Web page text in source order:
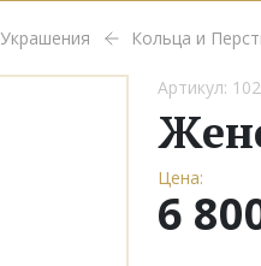
Украшения Кольца и
Артикул:
Цена:
6